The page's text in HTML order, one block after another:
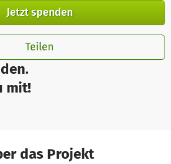
mit!
Jetzt spenden
Teilen
das Projekt